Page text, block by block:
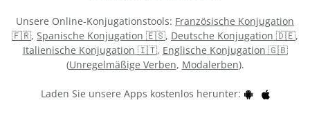
Unsere Online-Konjugationstools: Französische Konjugation
🇫🇷, Spanische Konjugation 🇪🇸, Deutsche Konjugation 🇩🇪,
Italienische Konjugation 🇮🇹, Englische Konjugation 🇬🇧
(Unregelmäßige Verben, Modalerben).
Laden Sie unsere Apps kostenlos herunter: